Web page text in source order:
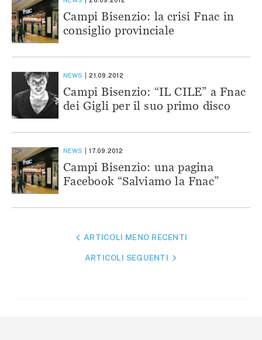
Campi Bisenzio: la crisi Fnac in
consiglio provinciale
NEWS 21.09.2012
Campi Bisenzio: “IL CILE” a Fnac
dei Gigli per il suo primo disco
NEWS 17.09.2012
Campi Bisenzio: una pagina
Facebook “Salviamo la Fnac”
NAVIGAZIONEARTICOLI MENO RECENTI
ARTICOLI SEGUENTI